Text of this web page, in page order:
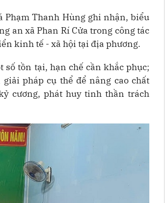
Phạm Thanh Hùng ghi nhận, biểu
an xã Phan Rí Cửa trong công tác
kinh tế - xã hội tại địa phương.
tồn tại, hạn chế cần khắc phục;
pháp cụ thể để nâng cao chất
cương, phát huy tinh thần trách